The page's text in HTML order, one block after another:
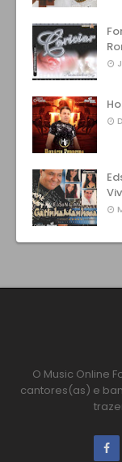
O Music Online
cantores(as) e